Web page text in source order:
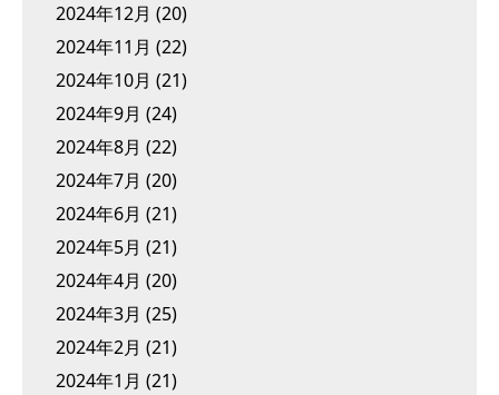
2024年12月 (20)
2024年11月 (22)
2024年10月 (21)
2024年9月 (24)
2024年8月 (22)
2024年7月 (20)
2024年6月 (21)
2024年5月 (21)
2024年4月 (20)
2024年3月 (25)
2024年2月 (21)
2024年1月 (21)